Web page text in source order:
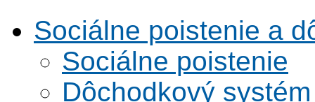
Sociálne poistenie a
Sociálne poistenie
Dôchodkový systém